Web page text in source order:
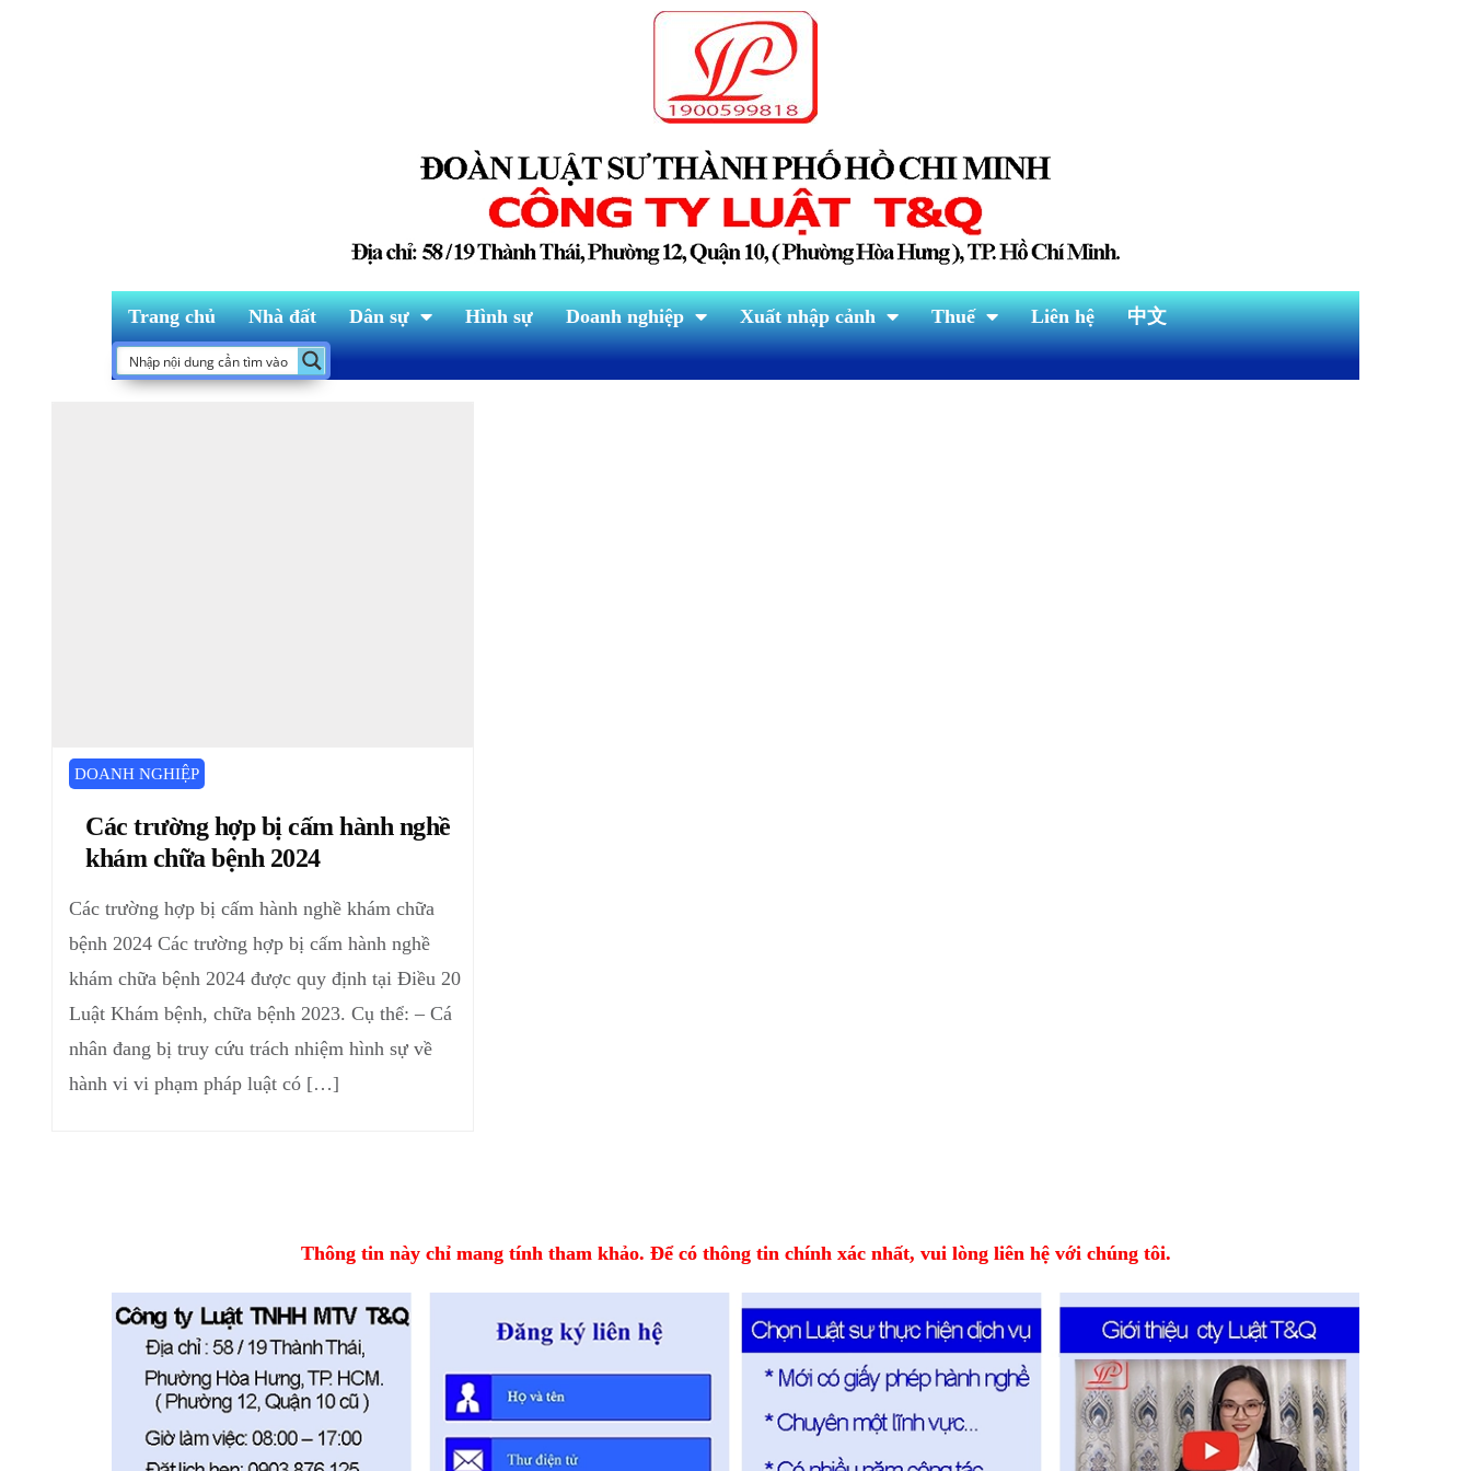
Trang chủ Nhà đất Dân sự Hình sự Doanh nghiệp Xuất nhập cảnh Thuế Liên hệ 中文
DOANH NGHIỆP
Các trường hợp bị cấm hành nghề
khám chữa bệnh 2024
Các trường hợp bị cấm hành nghề khám chữa
bệnh 2024 Các trường hợp bị cấm hành nghề
khám chữa bệnh 2024 được quy định tại Điều 20
Luật Khám bệnh, chữa bệnh 2023. Cụ thể: – Cá
nhân đang bị truy cứu trách nhiệm hình sự về
hành vi vi phạm pháp luật có […]
Thông tin này chỉ mang tính tham khảo. Để có thông tin chính xác nhất, vui lòng liên hệ với chúng tôi.